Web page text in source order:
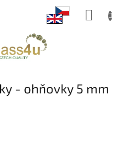
- ohňovky 5 mm